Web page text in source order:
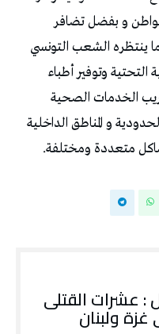
و بفضل تضافر
ينتظره الشعب التونسي
وتوفير أطباء
الخدمات الصحية
و المناطق الداخلية
متعددة ومختلفة.
: عشرات القتلى
ولبنان